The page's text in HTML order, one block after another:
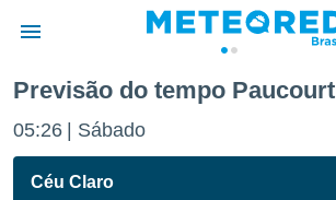
da
Previsão do tempo Paucourt
05:26 Sábado
Céu Claro